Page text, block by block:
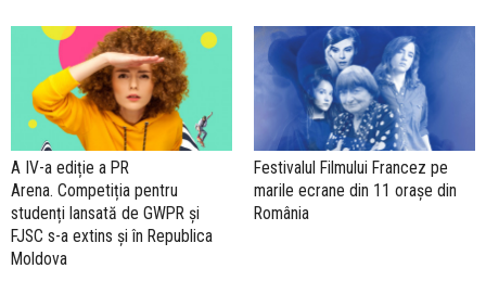
A IV-a ediție a PR
Arena. Competiția pentru
studenți lansată de GWPR și
FJSC s-a extins și în Republica
Moldova
Festivalul Filmului Francez pe
marile ecrane din 11 orașe din
România